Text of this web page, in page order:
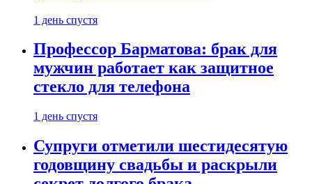
1 день спустя
Профессор Барматова: брак для
мужчин работает как защитное
стекло для телефона
1 день спустя
Супруги отметили шестидесятую
годовщину свадьбы и раскрыли